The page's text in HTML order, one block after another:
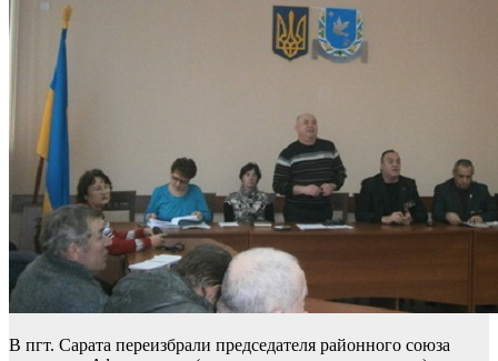
В пгт. Сарата переизбрали председателя районного союза